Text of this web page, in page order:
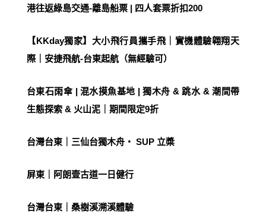
港往返綠島交通-離島船票 | 四人套票折扣200
【KKday獨家】大小飛行員攜手飛｜實機體驗翱翔天
際｜安捷飛航-台東起航（無經驗可）
台東石雨傘 | 混水摸魚基地 | 獨木舟 & 跳水 & 潮間帶
生態探索 & 火山泥｜期間限定9折
台灣台東｜三仙台獨木舟・ SUP 立槳
屏東｜阿朗壹古道一日健行
台灣台東｜桑樹溪溯溪體驗